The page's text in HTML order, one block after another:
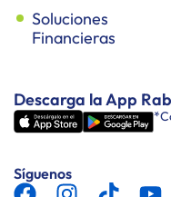
Soluciones
Financieras
Descarga la App
Síguenos